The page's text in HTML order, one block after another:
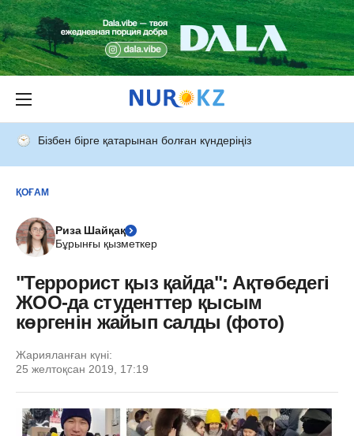
Бізбен бірге қатарынан болған күндеріңіз
ҚОҒАМ
Риза Шайқақ
Бұрынғы қызметкер
"Террорист қыз қайда": Ақтөбедегі
ЖОО-да студенттер қысым
көргенін жайып салды (фото)
Жарияланған күні:
25 желтоқсан 2019, 17:19